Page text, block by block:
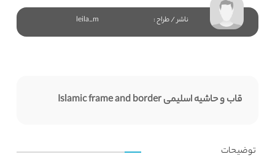
ناشر / طراح : leila_m
قاب و حاشیه اسلیمی Islamic frame and border
توضیحات